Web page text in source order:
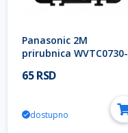
Panasonic 2M
prirubnica WVTC0730-
65 RSD
dostupno